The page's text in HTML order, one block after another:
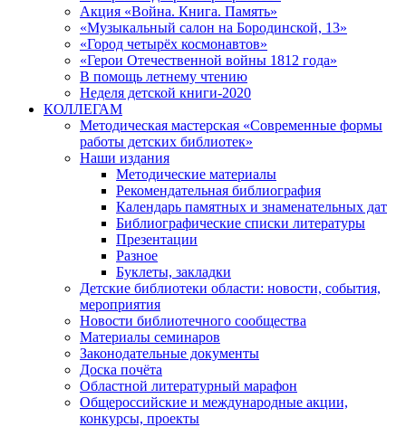
Акция «Война. Книга. Память»
«Музыкальный салон на Бородинской, 13»
«Город четырёх космонавтов»
«Герои Отечественной войны 1812 года»
В помощь летнему чтению
Неделя детской книги-2020
КОЛЛЕГАМ
Методическая мастерская «Современные формы
работы детских библиотек»
Наши издания
Методические материалы
Рекомендательная библиография
Календарь памятных и знаменательных дат
Библиографические списки литературы
Презентации
Разное
Буклеты, закладки
Детские библиотеки области: новости, события,
мероприятия
Новости библиотечного сообщества
Материалы семинаров
Законодательные документы
Доска почёта
Областной литературный марафон
Общероссийские и международные акции,
конкурсы, проекты